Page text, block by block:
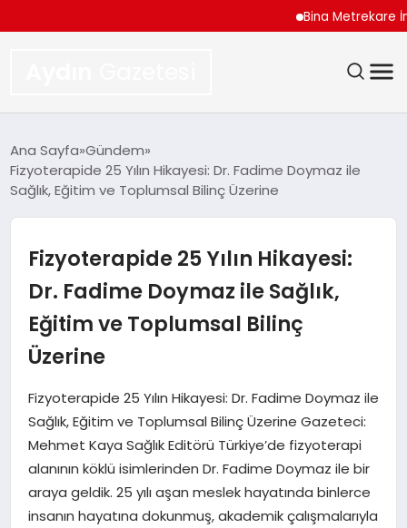
Bina Metrekare İnşaat
TEKNOLOJI
EKONOMI
SIYASET
MAGAZIN
SAĞLIK
EĞITIM
Ana Sayfa Gündem
Fizyoterapide 25 Yılın Hikayesi: Dr. Fadime Doymaz ile
Sağlık, Eğitim ve Toplumsal Bilinç Üzerine
Fizyoterapide 25 Yılın Hikayesi:
Dr. Fadime Doymaz ile Sağlık,
Eğitim ve Toplumsal Bilinç
Üzerine
Fizyoterapide 25 Yılın Hikayesi: Dr. Fadime Doymaz ile
Sağlık, Eğitim ve Toplumsal Bilinç Üzerine Gazeteci:
Mehmet Kaya Sağlık Editörü Türkiye’de fizyoterapi
alanının köklü isimlerinden Dr. Fadime Doymaz ile bir
araya geldik. 25 yılı aşan meslek hayatında binlerce
insanın hayatına dokunmuş, akademik çalışmalarıyla